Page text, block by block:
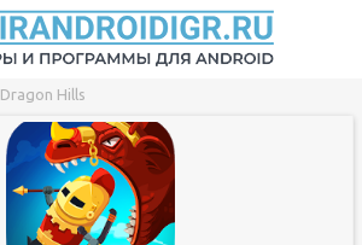
Dragon Hills